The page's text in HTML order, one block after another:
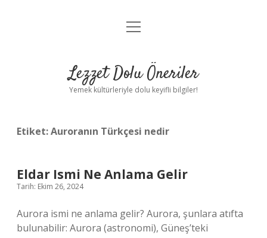
Anasayfa
Yasal Uyarı
menüyü
Lezzet Dolu Öneriler
Yemek kültürleriyle dolu keyifli bilgiler!
Etiket:Auroranın Türkçesi nedir
Eldar Ismi Ne Anlama Gelir
Tarih: Ekim 26, 2024
Aurora ismi ne anlama gelir? Aurora, şunlara atıfta
bulunabilir: Aurora (astronomi), Güneş’teki